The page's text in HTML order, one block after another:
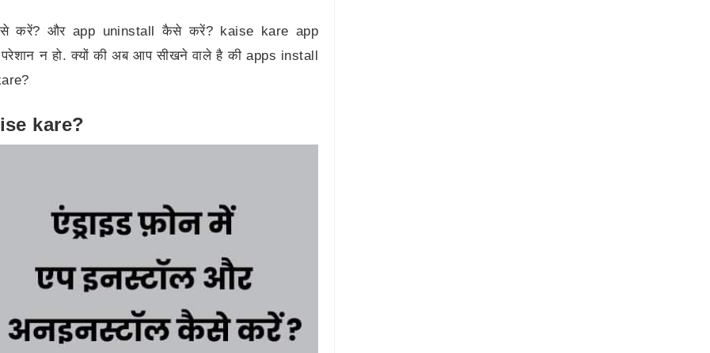
करें? और app uninstall कैसे करें? kaise kare app
न हो. क्यों की अब आप सीखने वाले है की apps install
kare?